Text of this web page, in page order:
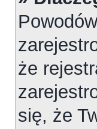
że
się, że